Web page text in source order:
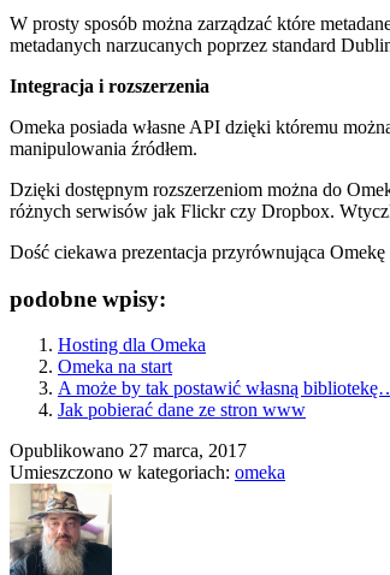
W prosty sposób można zarządzać które
metadanych narzucanych poprzez standard
Integracja i rozszerzenia
Omeka posiada własne API dzięki któremu
manipulowania źródłem.
Dzięki dostępnym rozszerzeniom można do
różnych serwisów jak Flickr czy Dropbox.
Dość ciekawa prezentacja przyrównująca Omekę
podobne wpisy:
Hosting dla Omeka
Omeka na start
A może by tak postawić własną
Jak pobierać dane ze stron www
Opublikowano 27 marca, 2017
Umieszczono w kategoriach: omeka